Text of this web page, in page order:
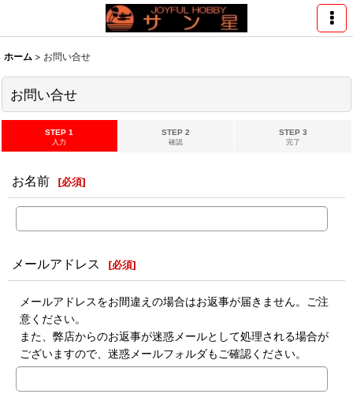
ホーム > お問い合せ
お問い合せ
STEP 1
入力
STEP 2
確認
STEP 3
完了
お名前 [必須]
メールアドレス [必須]
メールアドレスをお間違えの場合はお返事が届きません。ご注
意ください。
また、弊店からのお返事が迷惑メールとして処理される場合が
ございますので、迷惑メールフォルダもご確認ください。